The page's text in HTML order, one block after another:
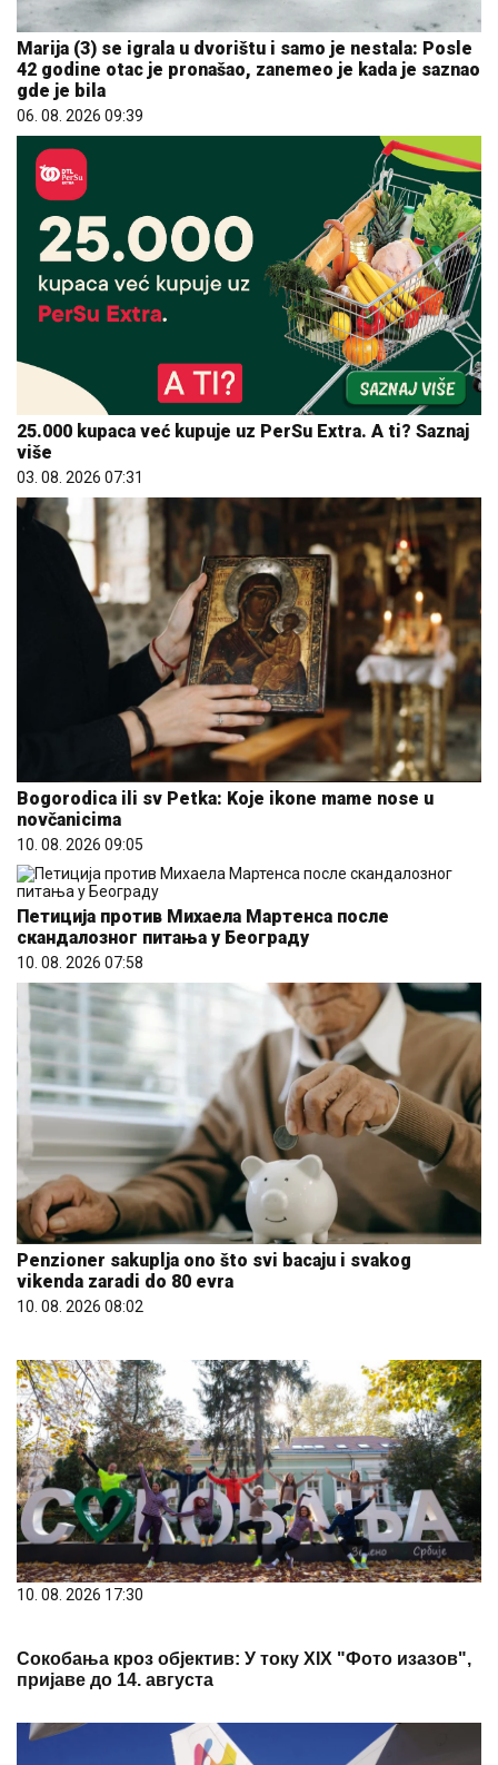
Marija (3) se igrala u dvorištu i samo je nestala: Posle
42 godine otac je pronašao, zanemeo je kada je saznao
gde je bila
06. 08. 2026 09:39
25.000 kupaca već kupuje uz PerSu Extra. A ti? Saznaj
više
03. 08. 2026 07:31
Bogorodica ili sv Petka: Koje ikone mame nose u
novčanicima
10. 08. 2026 09:05
Петиција против Михаела Мартенса после
скандалозног питања у Београду
10. 08. 2026 07:58
Penzioner sakuplja ono što svi bacaju i svakog
vikenda zaradi do 80 evra
10. 08. 2026 08:02
10. 08. 2026 17:30
Сокобања кроз објектив: У току XIX "Фото изазов",
пријаве до 14. августа